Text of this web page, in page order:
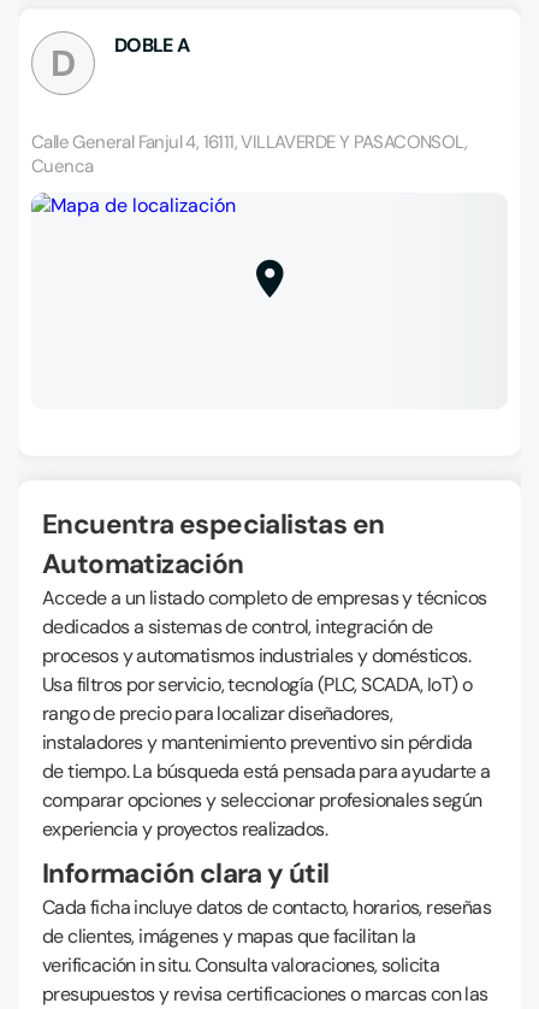
D DOBLE A
Calle General Fanjul 4, 16111, VILLAVERDE Y PASACONSOL,
Cuenca
Encuentra especialistas en
Automatización
Accede a un listado completo de empresas y técnicos
dedicados a sistemas de control, integración de
procesos y automatismos industriales y domésticos.
Usa filtros por servicio, tecnología (PLC, SCADA, IoT) o
rango de precio para localizar diseñadores,
instaladores y mantenimiento preventivo sin pérdida
de tiempo. La búsqueda está pensada para ayudarte a
comparar opciones y seleccionar profesionales según
experiencia y proyectos realizados.
Información clara y útil
Cada ficha incluye datos de contacto, horarios, reseñas
de clientes, imágenes y mapas que facilitan la
verificación in situ. Consulta valoraciones, solicita
presupuestos y revisa certificaciones o marcas con las